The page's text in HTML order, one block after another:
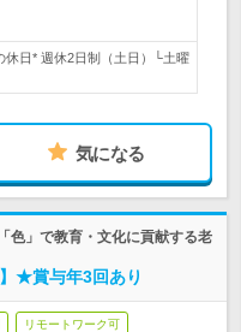
日* 週休2日制（土日）└土曜
気になる
色」で教育・文化に貢献する老
★賞与年3回あり
リモートワーク可